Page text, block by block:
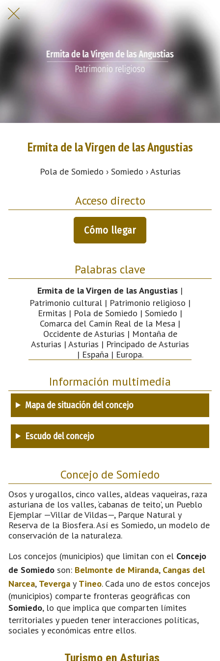
Ermita de la Virgen de las Angustias
Pola de Somiedo › Somiedo › Asturias
Acceso directo
Cómo llegar
Palabras clave
Ermita de la Virgen de las Angustias |
Patrimonio cultural | Patrimonio religioso |
Ermitas | Pola de Somiedo | Somiedo |
Comarca del Camín Real de la Mesa |
Occidente de Asturias | Montaña de
Asturias | Asturias | Principado de Asturias
| España | Europa.
Información multimedia
Mapa de situación del concejo
Escudo del concejo
Concejo de Somiedo
Osos y urogallos, cinco valles, aldeas vaqueiras, raza
asturiana de los valles, ‘cabanas de teito', un Pueblo
Ejemplar —Villar de Vildas—, Parque Natural y
Reserva de la Biosfera. Así es Somiedo, un modelo de
conservación de la naturaleza.
Los concejos (municipios) que limitan con el Concejo
de Somiedo son: Belmonte de Miranda, Cangas del
Narcea, Teverga y Tineo. Cada uno de estos concejos
(municipios) comparte fronteras geográficas con
Somiedo, lo que implica que comparten límites
territoriales y pueden tener interacciones políticas,
sociales y económicas entre ellos.